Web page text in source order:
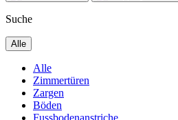
Suche
Alle
Alle
Zimmertüren
Zargen
Böden
Fussbodenanstriche